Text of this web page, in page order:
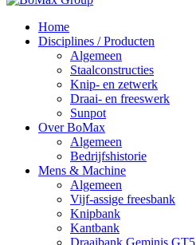
Home
Disciplines / Producten
Algemeen
Staalconstructies
Knip- en zetwerk
Draai- en freeswerk
Sunpot
Over BoMax
Algemeen
Bedrijfshistorie
Mens & Machine
Algemeen
Vijf-assige freesbank
Knipbank
Kantbank
Draaibank Geminis GT5